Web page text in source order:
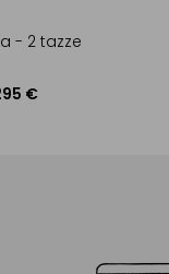
- 2 tazze
€